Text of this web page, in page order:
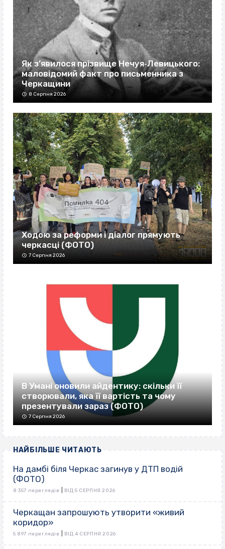
Як з’явилося прізвище Нечуя‐Левицького:
маловідомий факт про письменника з
Черкащини
8 Серпня 2026
Ходою за реформи і діалог прямують
черкасці (ФОТО)
7 Серпня 2026
В Умані оновили айдентику: скільки її
створювали, яка її вартість та чому
презентували зараз (ФОТО)
7 Серпня 2026
НАЙБІЛЬШЕ ЧИТАЮТЬ
На дамбі біля Черкас загинув у ДТП водій
(ФОТО)
8 357 переглядів ВІД 5 СЕРПНЯ 2026
Черкащан запрошують утворити «живий
коридор»
5 897 переглядів ВІД 4 СЕРПНЯ 2026